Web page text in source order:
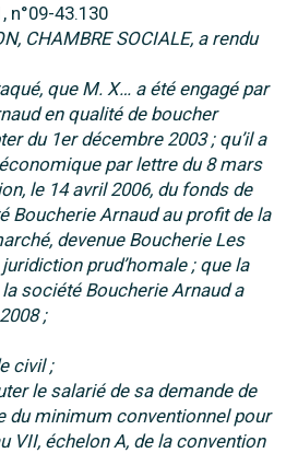
n°09-43.130
CHAMBRE SOCIALE, a rendu
que M. X… a été engagé par
en qualité de boucher
du 1er décembre 2003 ; qu’il a
par lettre du 8 mars
le 14 avril 2006, du fonds de
Boucherie Arnaud au profit de la
devenue Boucherie Les
prud’homale ; que la
société Boucherie Arnaud a
;
civil ;
le salarié de sa demande de
du minimum conventionnel pour
VII, échelon A, de la convention